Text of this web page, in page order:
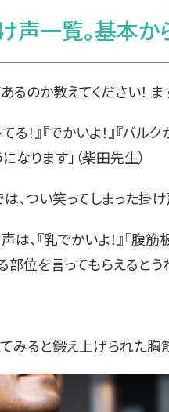
声一覧。基本か
るのか教えてください！
る！』『でかいよ！』『バ
なります」（柴田先生）
は、つい笑ってしまった掛
、『乳でかいよ！』『腹筋
位を言ってもらえるとう
みると鍛え上げられた胸